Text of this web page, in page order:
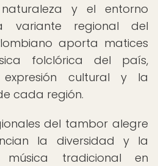
y el entorno
variante regional del
aporta matices
folclórica del país,
expresión cultural y la
cada región.
del tambor alegre
la diversidad y la
tradicional en